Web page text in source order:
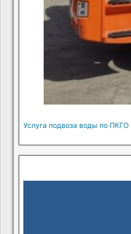
Услуга подвоза воды по ПКГО